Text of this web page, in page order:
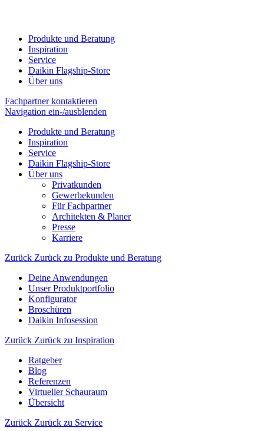
Produkte und Beratung
Inspiration
Service
Daikin Flagship-Store
Über uns
Fachpartner kontaktieren
Navigation ein-/ausblenden
Produkte und Beratung
Inspiration
Service
Daikin Flagship-Store
Über uns
Privatkunden
Gewerbekunden
Für Fachpartner
Architekten & Planer
Presse
Karriere
Zurück Zurück zu Produkte und Beratung
Deine Anwendungen
Unser Produktportfolio
Konfigurator
Broschüren
Daikin Infosession
Zurück Zurück zu Inspiration
Ratgeber
Blog
Referenzen
Virtueller Schauraum
Übersicht
Zurück Zurück zu Service